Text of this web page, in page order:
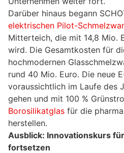
Darüber hinaus begann
elektrischen Pilot-
Mitterteich, die mit 14,8 Mio.
wird. Die Gesamtkosten für
hochmodernen
rund 40 Mio. Euro. Die neue
voraussichtlich im Laufe des
gehen und mit 100 %
Borosilikatglas für die
herstellen.
Ausblick: Innovationskurs
fortsetzen